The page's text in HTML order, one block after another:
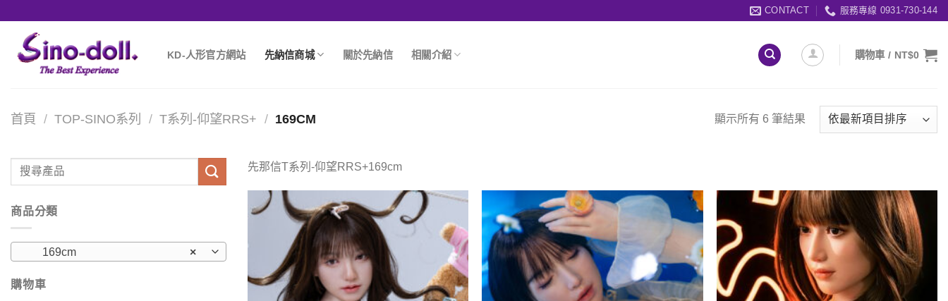
CONTACT 服務專線 0931-730-144
KD-人形官方網站 先納信商城 關於先納信 相關介紹 購物車 / NT$0
首頁 / TOP-SINO系列 / T系列-仰望RRS+ / 169CM 顯示所有 6 筆結果
商品分類
×
169cm
購物車
先那信T系列-仰望RRS+169cm